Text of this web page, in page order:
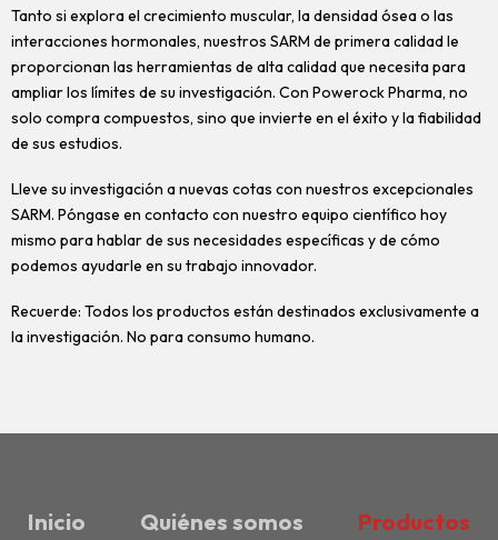
Tanto si explora el crecimiento muscular, la densidad ósea o las
interacciones hormonales, nuestros SARM de primera calidad le
proporcionan las herramientas de alta calidad que necesita para
ampliar los límites de su investigación. Con Powerock Pharma, no
solo compra compuestos, sino que invierte en el éxito y la fiabilidad
de sus estudios.
Lleve su investigación a nuevas cotas con nuestros excepcionales
SARM. Póngase en contacto con nuestro equipo científico hoy
mismo para hablar de sus necesidades específicas y de cómo
podemos ayudarle en su trabajo innovador.
Recuerde: Todos los productos están destinados exclusivamente a
la investigación. No para consumo humano.
Inicio Quiénes somos Productos